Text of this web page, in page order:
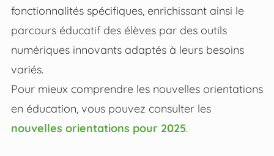
fonctionnalités spécifiques, enrichissant ainsi le
parcours éducatif des élèves par des outils
numériques innovants adaptés à leurs besoins
variés.
Pour mieux comprendre les nouvelles orientations
en éducation, vous pouvez consulter les
nouvelles orientations pour 2025.